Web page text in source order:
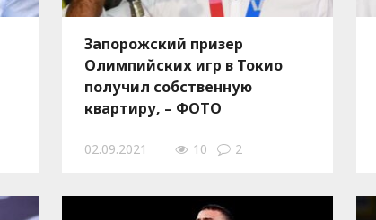
Запорожский призер
Олимпийских игр в Токио
получил собственную
квартиру, – ФОТО
02.09.2021 10 2